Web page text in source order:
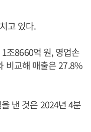
고 있다.
조8660억 원, 영업손
비교해 매출은 27.8%
낸 것은 2024년 4분